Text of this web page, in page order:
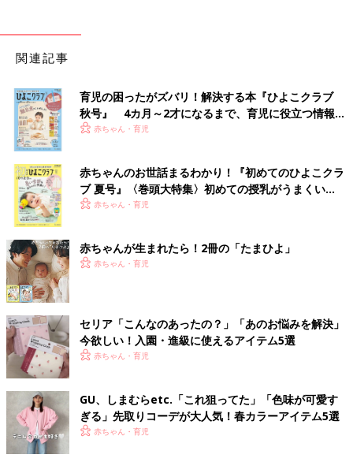
関連記事
育児の困ったがズバリ！解決する本『ひよこクラブ
秋号』 4カ月～2才になるまで、育児に役立つ情報が
いっぱい！
赤ちゃん・育児
赤ちゃんのお世話まるわかり！『初めてのひよこクラ
ブ 夏号』〈巻頭大特集〉初めての授乳がうまくい
く！ おっぱい・ミルクの基本と夏のトラブル 解決テ
赤ちゃん・育児
赤ちゃんが生まれたら！2冊の「たまひよ」
赤ちゃん・育児
セリア「こんなのあったの？」「あのお悩みを解決」
今欲しい！入園・進級に使えるアイテム5選
赤ちゃん・育児
GU、しまむらetc.「これ狙ってた」「色味が可愛す
ぎる」先取りコーデが大人気！春カラーアイテム5選
赤ちゃん・育児